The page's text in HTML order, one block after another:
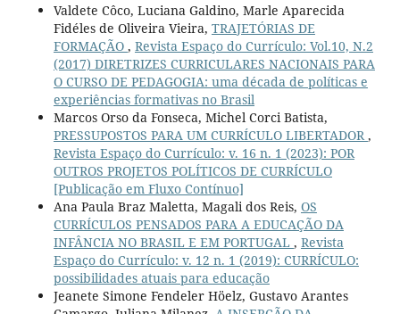
Valdete Côco, Luciana Galdino, Marle Aparecida
Fidéles de Oliveira Vieira, TRAJETÓRIAS DE
FORMAÇÃO , Revista Espaço do Currículo: Vol.10, N.2
(2017) DIRETRIZES CURRICULARES NACIONAIS PARA
O CURSO DE PEDAGOGIA: uma década de políticas e
experiências formativas no Brasil
Marcos Orso da Fonseca, Michel Corci Batista,
PRESSUPOSTOS PARA UM CURRÍCULO LIBERTADOR,
Revista Espaço do Currículo: v. 16 n. 1 (2023): POR
OUTROS PROJETOS POLÍTICOS DE CURRÍCULO
[Publicação em Fluxo Contínuo]
Ana Paula Braz Maletta, Magali dos Reis, OS
CURRÍCULOS PENSADOS PARA A EDUCAÇÃO DA
INFÂNCIA NO BRASIL E EM PORTUGAL , Revista
Espaço do Currículo: v. 12 n. 1 (2019): CURRÍCULO:
possibilidades atuais para educação
Jeanete Simone Fendeler Höelz, Gustavo Arantes